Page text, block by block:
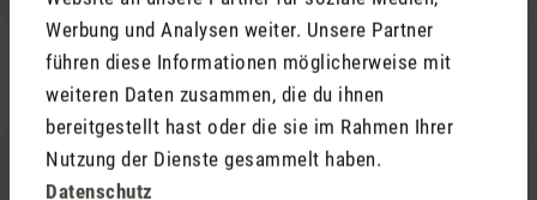
Werbung und Analysen weiter. Unsere Partner
führen diese Informationen möglicherweise mit
weiteren Daten zusammen, die du ihnen
bereitgestellt hast oder die sie im Rahmen Ihrer
Nutzung der Dienste gesammelt haben.
Datenschutz
10. September 2019 00:00